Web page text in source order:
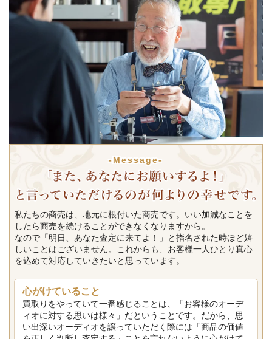
-Message-
私たちの商売は、地元に根付いた商売です。いい加減なことを
したら商売を続けることができなくなりますから。
なので「明日、あなた査定に来てよ！」と指名された時ほど嬉
しいことはございません。これからも、お客様一人ひとり真心
を込めて対応していきたいと思っています。
心がけていること
買取りをやっていて一番感じることは、「お客様のオーデ
ィオに対する思いは様々」だということです。だから、思
い出深いオーディオを譲っていただく際には「商品の価値